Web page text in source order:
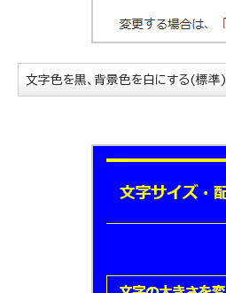
文字色を黒、背景色を白にする(標準)